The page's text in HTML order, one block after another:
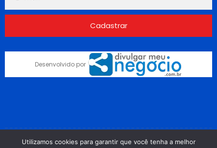
Cadastrar
Desenvolvido por
Utilizamos cookies para garantir que você tenha a melhor